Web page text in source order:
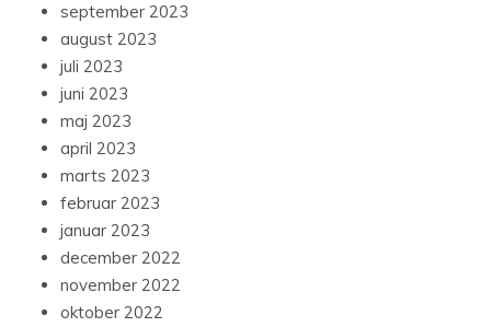
september 2023
august 2023
juli 2023
juni 2023
maj 2023
april 2023
marts 2023
februar 2023
januar 2023
december 2022
november 2022
oktober 2022